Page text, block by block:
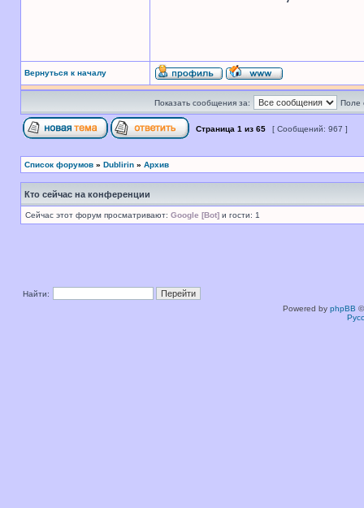
Вернуться к началу
Показать сообщения за: Поле
Страница 1 из 65 [ Сообщений: 967 ]
Список форумов » Dublirin » Архив
Кто сейчас на конференции
Сейчас этот форум просматривают: Google [Bot] и гости: 1
Найти:
Powered by phpBB